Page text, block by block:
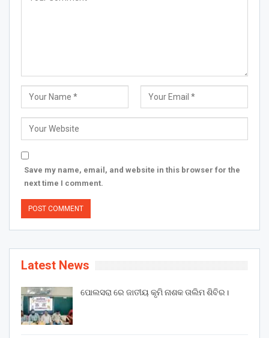
Save my name, email, and website in this browser for the
next time I comment.
Latest News
ପୋଲସରା ରେ ଜାତୀୟ କୃମି ନାଶକ ତାଲିମ ଶିବିର।